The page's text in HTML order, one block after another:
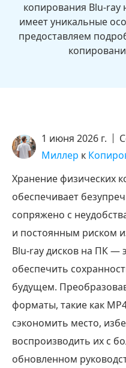
копирования Blu-ray
имеет уникальные
предоставляем
1 июня 2026 г.
Миллер к
Хранение физических
обеспечивает
сопряжено с
и постоянным риском
Blu-ray дисков на ПК —
обеспечить
будущем.
форматы, такие как
сэкономить место,
воспроизводить их с
обновленном